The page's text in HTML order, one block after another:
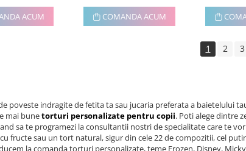
ACUM COMANDA ACUM
1 2 3
poveste indragite de fetita ta sau jucaria preferata a baietelului
mai bunetorturi personalizate pentru copii. Poti alege dintre
sa te programezi la consultantii nostri de specialitate care te
sau un tort natural, sigur din cele 22 de compozitii, cel
la comanda torturi personalizate, teme Frozen, Disney,